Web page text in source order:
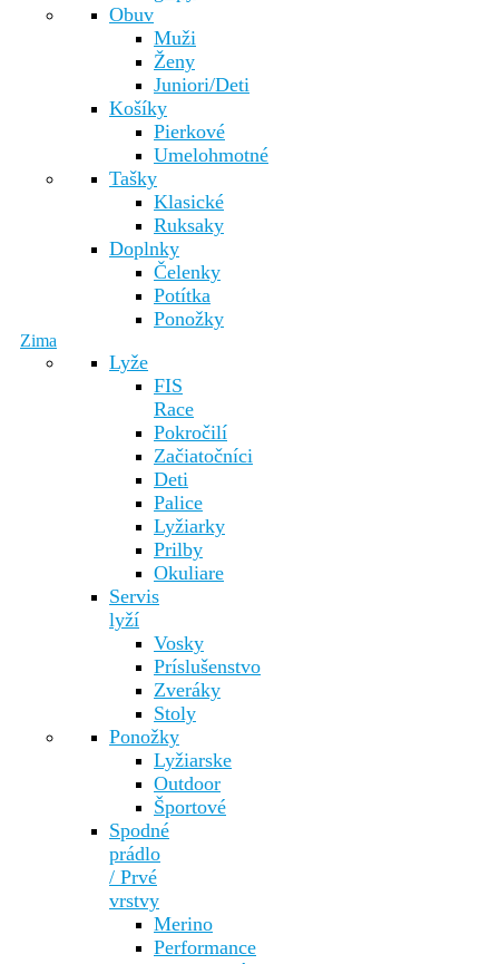
Obuv
Muži
Ženy
Juniori/Deti
Košíky
Pierkové
Umelohmotné
Tašky
Klasické
Ruksaky
Doplnky
Čelenky
Potítka
Ponožky
Zima
Lyže
FIS
Race
Pokročilí
Začiatočníci
Deti
Palice
Lyžiarky
Prilby
Okuliare
Servis
lyží
Vosky
Príslušenstvo
Zveráky
Stoly
Ponožky
Lyžiarske
Outdoor
Športové
Spodné
prádlo
/ Prvé
vrstvy
Merino
Performance